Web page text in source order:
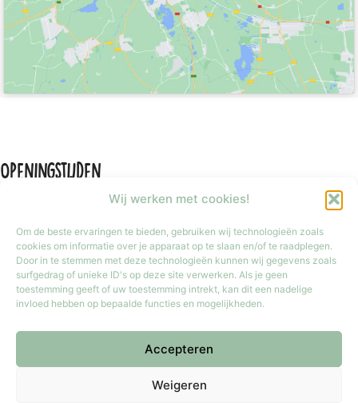
Wij werken met cookies!
Om de beste ervaringen te bieden, gebruiken wij technologieën zoals
cookies om informatie over je apparaat op te slaan en/of te raadplegen.
Door in te stemmen met deze technologieën kunnen wij gegevens zoals
surfgedrag of unieke ID's op deze site verwerken. Als je geen
toestemming geeft of uw toestemming intrekt, kan dit een nadelige
invloed hebben op bepaalde functies en mogelijkheden.
Accepteren
Weigeren
Openingstijden
Maandag
Gesloten
Dinsdag t/m vrijdag
9:30 tot 17:30
9:30 tot 17:00
Zondag
Iedere laatste zondag van de maand van 12:00 tot 17:00 geopend.
Copyright © 2026 Meester Mokka - Kinderboekenwinkel